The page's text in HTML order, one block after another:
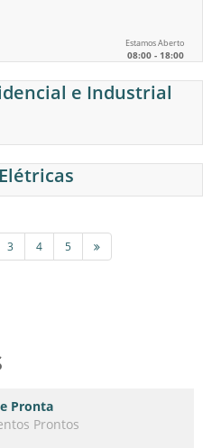
Estamos Aberto
08:00 - 18:00
e Industrial
3 4 5
Pronta
Prontos